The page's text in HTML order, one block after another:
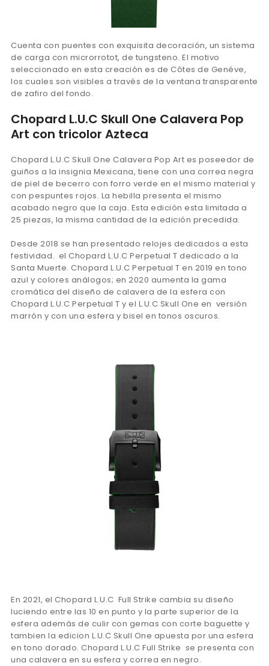
Cuenta con puentes con exquisita decoración, un sistema
de carga con microrrotot, de tungsteno. El motivo
seleccionado en esta creación es de Côtes de Genéve,
los cuales son visibles a través de la ventana transparente
de zafiro del fondo.
Chopard L.U.C Skull One Calavera Pop
Art con tricolor Azteca
Chopard L.U.C Skull One Calavera Pop Art es poseedor de
guiños a la insignia Mexicana, tiene con una correa negra
de piel de becerro con forro verde en el mismo material y
con pespuntes rojos. La hebilla presenta el mismo
acabado negro que la caja. Esta edición esta limitada a
25 piezas, la misma cantidad de la edición precedida.
Desde 2018 se han presentado relojes dedicados a esta
festividad. el Chopard L.U.C Perpetual T dedicado a la
Santa Muerte. Chopard L.U.C Perpetual T en 2019 en tono
azul y colores análogos; en 2020 aumenta la gama
cromática del diseño de calavera de la esfera con
Chopard L.U.C Perpetual T y el L.U.C Skull One en versión
marrón y con una esfera y bisel en tonos oscuros.
En 2021, el Chopard L.U.C Full Strike cambia su diseño
luciendo entre las 10 en punto y la parte superior de la
esfera además de culir con gemas con corte baguette y
tambien la edicion L.U.C Skull One apuesta por una esfera
en tono dorado. Chopard L.U.C Full Strike se presenta con
una calavera en su esfera y correa en negro.